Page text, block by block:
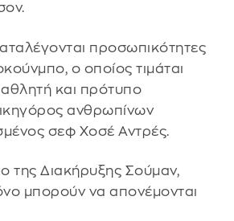
προσωπικότητες
ο οποίος τιμάται
και πρότυπο
ανθρωπίνων
σεφ Χοσέ Αντρές.
της Διακήρυξης Σούμαν,
μπορούν να απονέμονται